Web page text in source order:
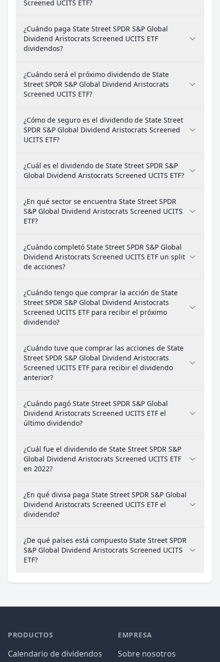
Screened UCITS ETF?
¿Cuándo paga State Street SPDR S&P Global
Dividend Aristocrats Screened UCITS ETF
dividendos?
¿Cuándo será el próximo dividendo de State
Street SPDR S&P Global Dividend Aristocrats
Screened UCITS ETF?
¿Cómo de seguro es el dividendo de State Street
SPDR S&P Global Dividend Aristocrats Screened
UCITS ETF?
¿Cuál es el dividendo de State Street SPDR S&P
Global Dividend Aristocrats Screened UCITS ETF?
¿En qué sector se encuentra State Street SPDR
S&P Global Dividend Aristocrats Screened UCITS
ETF?
¿Cuándo completó State Street SPDR S&P Global
Dividend Aristocrats Screened UCITS ETF un split
de acciones?
¿Cuándo tengo que comprar la acción de State
Street SPDR S&P Global Dividend Aristocrats
Screened UCITS ETF para recibir el próximo
dividendo?
¿Cuándo tuve que comprar las acciones de State
Street SPDR S&P Global Dividend Aristocrats
Screened UCITS ETF para recibir el dividendo
anterior?
¿Cuándo pagó State Street SPDR S&P Global
Dividend Aristocrats Screened UCITS ETF el
último dividendo?
¿Cuál fue el dividendo de State Street SPDR S&P
Global Dividend Aristocrats Screened UCITS ETF
en 2022?
¿En qué divisa paga State Street SPDR S&P Global
Dividend Aristocrats Screened UCITS ETF el
dividendo?
¿De qué países está compuesto State Street SPDR
S&P Global Dividend Aristocrats Screened UCITS
ETF?
PRODUCTOS
Calendario de dividendos
EMPRESA
Sobre nosotros